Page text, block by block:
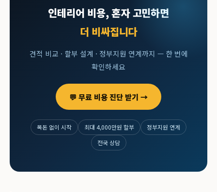
인테리어 비용, 혼자 고민하면
더 비싸집니다
견적 비교 · 할부 설계 · 정부지원 연계까지 — 한 번에
확인하세요
💬 무료 비용 진단 받기 →
목돈 없이 시작 최대 4,000만원 할부
정부지원 연계
전국 상담